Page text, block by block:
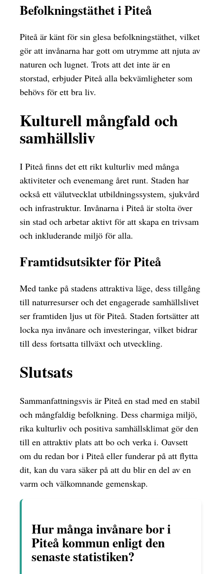
Befolkningstäthet i Piteå
Piteå är känt för sin glesa befolkningstäthet, vilket
gör att invånarna har gott om utrymme att njuta av
naturen och lugnet. Trots att det inte är en
storstad, erbjuder Piteå alla bekvämligheter som
behövs för ett bra liv.
Kulturell mångfald och
samhällsliv
I Piteå finns det ett rikt kulturliv med många
aktiviteter och evenemang året runt. Staden har
också ett välutvecklat utbildningssystem, sjukvård
och infrastruktur. Invånarna i Piteå är stolta över
sin stad och arbetar aktivt för att skapa en trivsam
och inkluderande miljö för alla.
Framtidsutsikter för Piteå
Med tanke på stadens attraktiva läge, dess tillgång
till naturresurser och det engagerade samhällslivet
ser framtiden ljus ut för Piteå. Staden fortsätter att
locka nya invånare och investeringar, vilket bidrar
till dess fortsatta tillväxt och utveckling.
Slutsats
Sammanfattningsvis är Piteå en stad med en stabil
och mångfaldig befolkning. Dess charmiga miljö,
rika kulturliv och positiva samhällsklimat gör den
till en attraktiv plats att bo och verka i. Oavsett
om du redan bor i Piteå eller funderar på att flytta
dit, kan du vara säker på att du blir en del av en
varm och välkomnande gemenskap.
Hur många invånare bor i
Piteå kommun enligt den
senaste statistiken?